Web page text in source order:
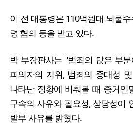
이 전 대통령은 110억원대 뇌물수
령 혐의 등을 받고 있다.
박 부장판사는 "범죄의 많은 부
피의자의 지위, 범죄의 중대성
나타난 정황에 비춰볼 때 증거인
구속의 사유와 필요성, 상당성이
발부 사유를 밝혔다.